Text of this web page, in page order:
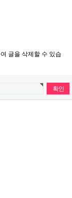
글을 삭제할 수 있습